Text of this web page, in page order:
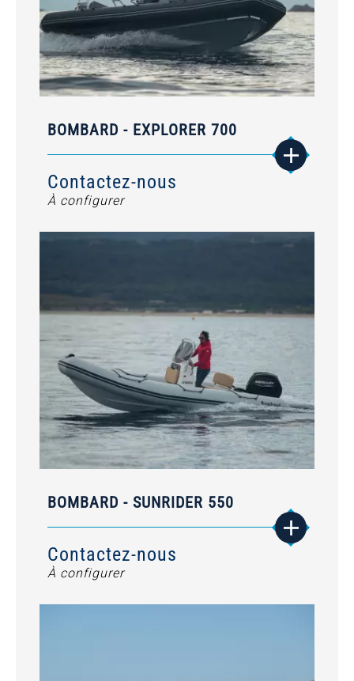
BOMBARD - EXPLORER 700
Contactez-nous
À configurer
BOMBARD - SUNRIDER 550
Contactez-nous
À configurer